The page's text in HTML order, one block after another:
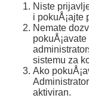
Niste
i pokuÅ¡ajte
Nemate
sistemu za
Ako
aktiviran.